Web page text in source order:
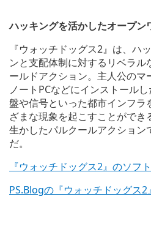
ハッキングを活かしたオープン
『ウォッチドッグス2』は、ハ
ンと支配体制に対するリベラル
ールドアクション。主人公の
ノートPCなどにインストール
盤や信号といった都市インフラ
ざまな現象を起こすことがで
生かしたパルクールアクショ
だ。
『ウォッチドッグス2』のソフ
PS.Blogの『ウォッチドッグス2